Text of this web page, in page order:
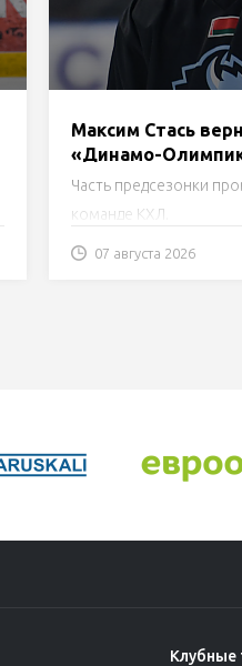
Максим Стась
«Динамо-
Часть предсезонки
команде КХЛ.
07 августа 2026
Клубные